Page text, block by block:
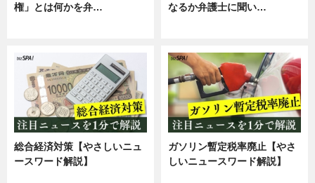
権」とは何かを弁… なるか弁護士に聞い…
総合経済対策【やさしいニュ
ースワード解説】
ガソリン暫定税率廃止【やさ
しいニュースワード解説】